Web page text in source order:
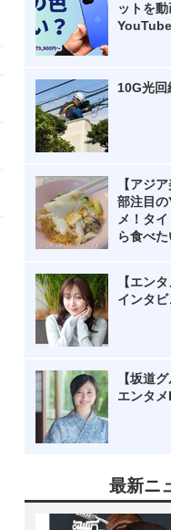
ットを
10G光回
【アジ
部注目
メ！タ
ら食べ
【エン
インタ
【坂道
エンタ
最新ニ